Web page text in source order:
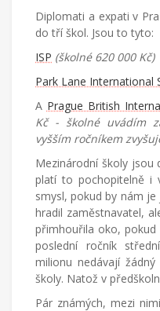
Diplomati a expati v
do tří škol. Jsou to tyto:
ISP (školné 620 000 Kč)
Park Lane International
A Prague British
Kč - školné uvádím
vyšším ročníkem
Mezinárodní školy jsou
platí to pochopitelně i
smysl, pokud by nám
hradil zaměstnavatel,
přimhouřila oko,
poslední ročník
milionu nedávají
školy. Natož v
Pár známých, mezi